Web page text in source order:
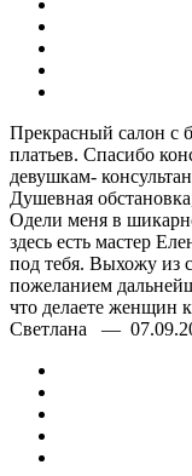
Прекрасный салон с
платьев. Спасибо
девушкам-
Душевная
Одели меня в
здесь есть мастер
под тебя. Выхожу из
пожеланием
что делаете женщин
Светлана —